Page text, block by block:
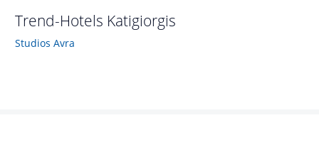
Trend-Hotels Katigiorgis
Studios Avra